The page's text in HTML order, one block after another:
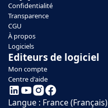
Confidentialité
Transparence
CGU
À propos
Logiciels
Editeurs de logiciel
Mon compte
Centre d'aide
Langue : France (Français)